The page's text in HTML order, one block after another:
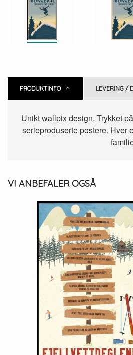
PRODUKTINFO LEVERING /
Unikt wallpix design. Trykket
serieproduserte postere. Hver
VI ANBEFALER OGSÅ